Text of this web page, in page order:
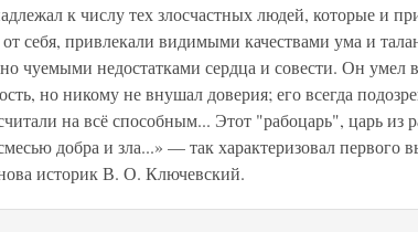
к числу тех злосчастных людей, которые и
себя, привлекали видимыми качествами ума и
чуемыми недостатками сердца и совести. Он умел
но никому не внушал доверия; его всегда
на всё способным... Этот "рабоцарь", царь из
добра и зла...» — так характеризовал первого
историк В. О. Ключевский.